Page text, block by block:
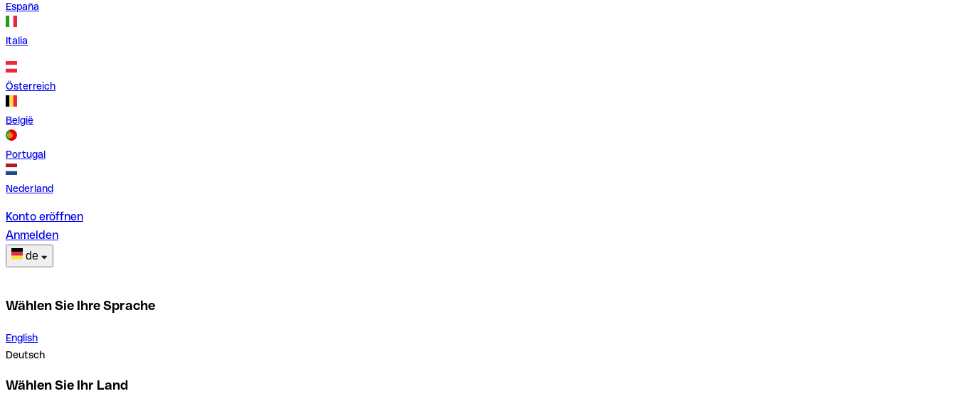
España
Italia
Österreich
België
Portugal
Nederland
Konto eröffnen
Anmelden
de
Wählen Sie Ihre Sprache
English
Deutsch
Wählen Sie Ihr Land